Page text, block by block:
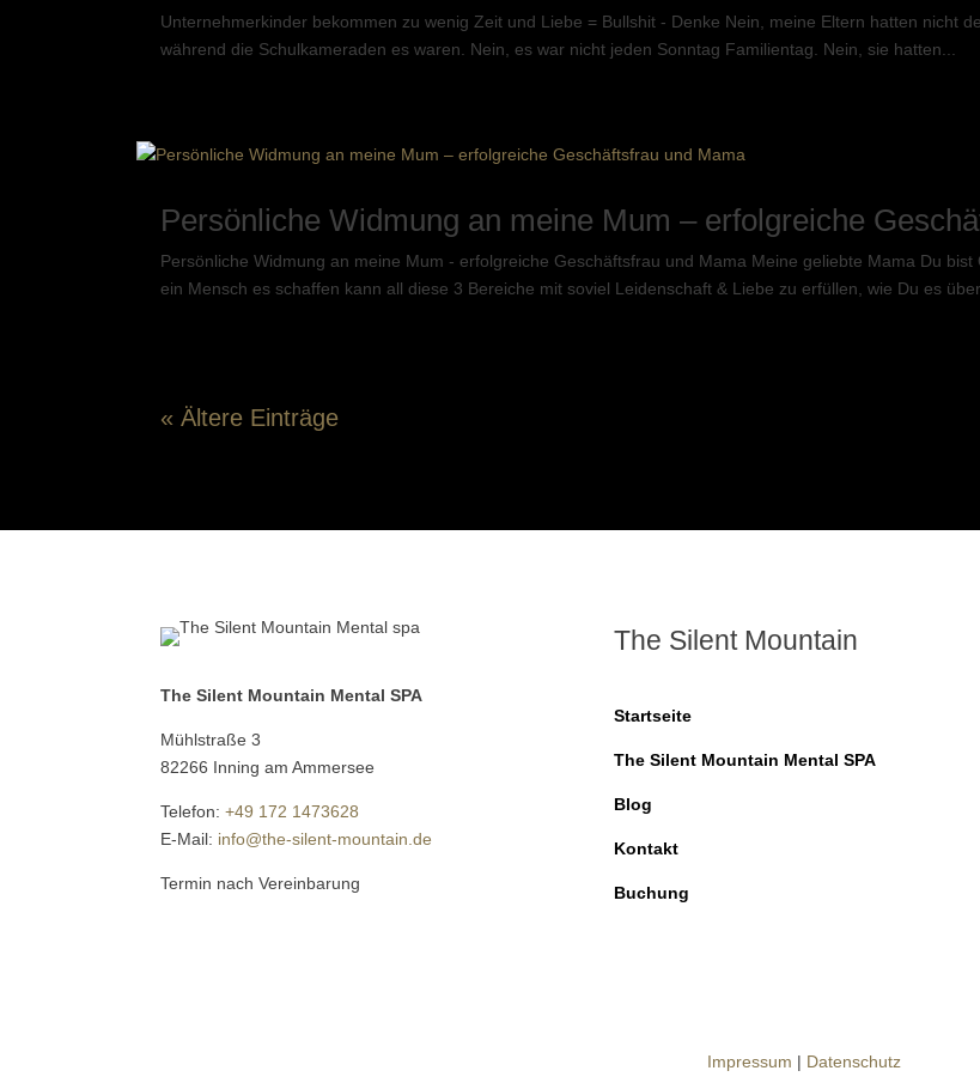
Unternehmerkinder bekommen zu wenig Zeit und Liebe = Bullshit - Denke Nein, meine Eltern hatten nicht
während die Schulkameraden es waren. Nein, es war nicht jeden Sonntag Familientag. Nein, sie hatten...
Persönliche Widmung an meine Mum – erfolgreiche
Persönliche Widmung an meine Mum - erfolgreiche Geschäftsfrau und Mama Meine geliebte Mama Du
ein Mensch es schaffen kann all diese 3 Bereiche mit soviel Leidenschaft & Liebe zu erfüllen, wie Du es
« Ältere Einträge
The Silent Mountain Mental SPA
Mühlstraße 3
82266 Inning am Ammersee
Telefon:+49 172 1473628
E-Mail: info@the-silent-mountain.de
Termin nach Vereinbarung
The Silent Mountain
Startseite
The Silent Mountain Mental SPA
Blog
Kontakt
Buchung
Impressum | Datenschutz